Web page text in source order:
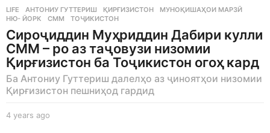
LIFE АНТОНИУ ГУТТЕРИШ ,ҚИРҒИЗИСТОН ,МУНОҚИШАҲОИ МАРЗӢ
НЮ- ЙОРК
,СММ ,ТОҶИКИСТОН
Сироҷиддин Муҳриддин Дабири кулли
СММ – ро аз таҷовузи низомии
Қирғизистон ба Тоҷикистон огоҳ кард
Ба Антониу Гуттериш далелҳо аз ҷиноятҳои низомии
Қирғизистон пешниҳод гардид
4 years ago